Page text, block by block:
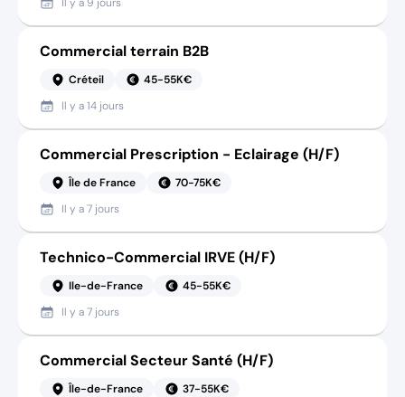
Commercial terrain B2B
Créteil
45-55K€
Il y a14 jours
Commercial Prescription - Eclairage (H/F)
Île de France
70-75K€
Il y a7 jours
Technico-Commercial IRVE (H/F)
Ile-de-France
45-55K€
Il y a7 jours
Commercial Secteur Santé (H/F)
Île-de-France
37-55K€